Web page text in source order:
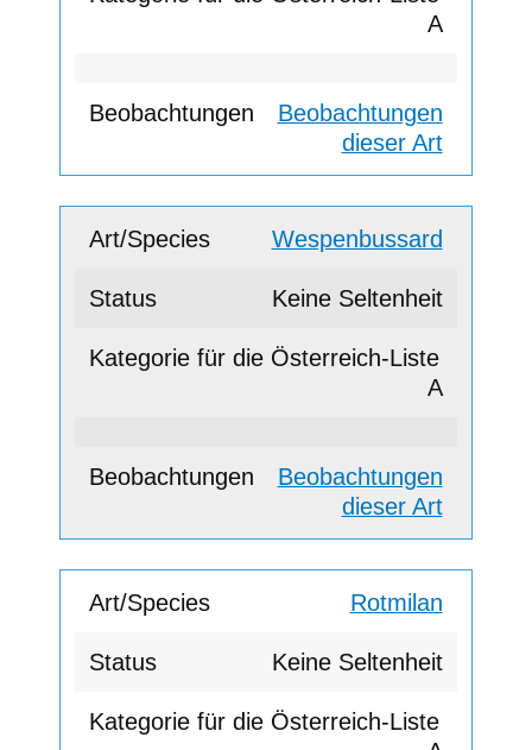
A
Beobachtungen
dieser Art
Wespenbussard
Keine Seltenheit
A
Beobachtungen
dieser Art
Rotmilan
Keine Seltenheit